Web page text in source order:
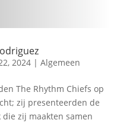
2024| Algemeen
The Rhythm Chiefs op
zij presenteerden de
die zij maakten samen